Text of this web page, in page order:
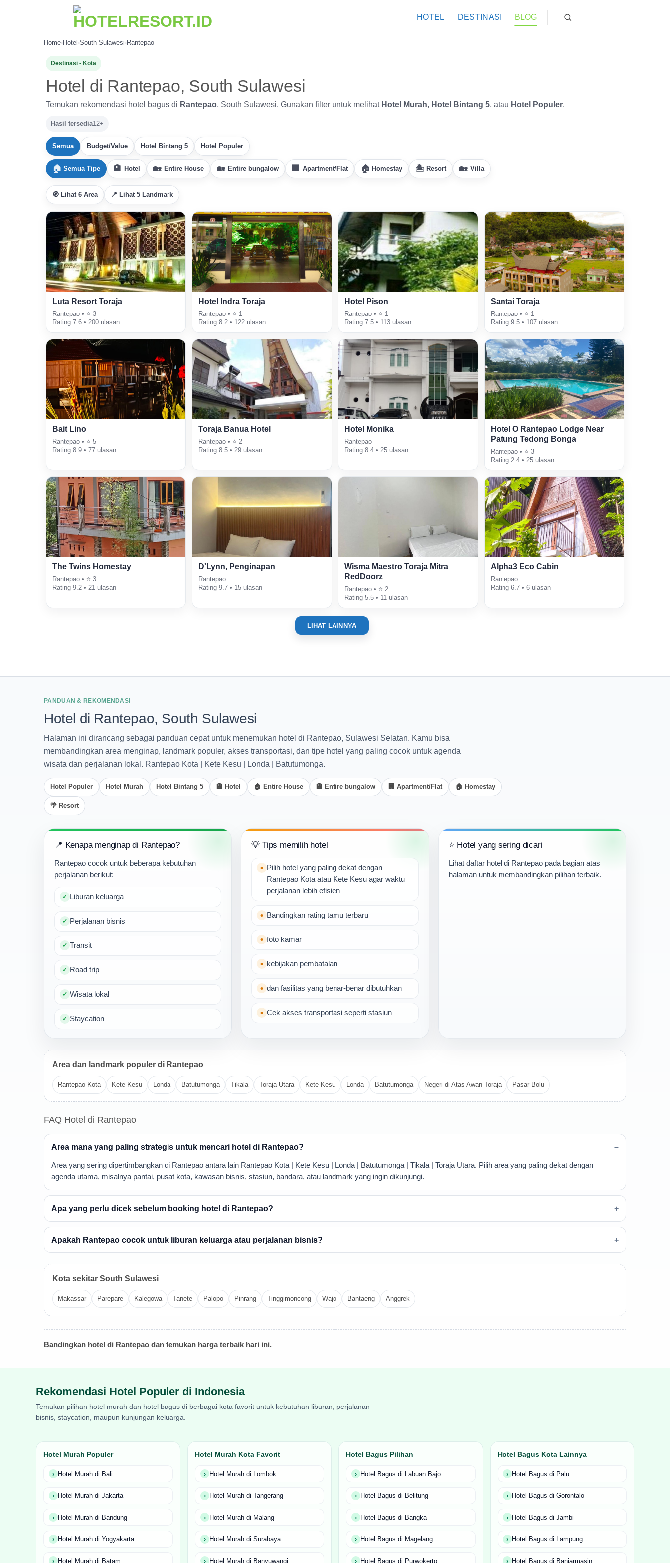
HOTEL DESTINASI BLOG
Home›Hotel ›South Sulawesi›Rantepao
Destinasi • Kota
Hotel di Rantepao, South Sulawesi
Temukan rekomendasi hotel bagus di Rantepao, South Sulawesi. Gunakan filter untuk melihat Hotel Murah, Hotel Bintang 5, atau Hotel Populer.
Hasil tersedia12+
Semua Budget/Value Hotel Bintang 5 Hotel Populer
Semua Tipe Hotel Entire House Entire bungalow Apartment/Flat Homestay Resort Villa
🧭 Lihat 6 Area 📍 Lihat 5 Landmark
Luta Resort Toraja
Rantepao • ⭐ 3
Rating 7.6 • 200 ulasan
Hotel Indra Toraja
Rantepao • ⭐ 1
Rating 8.2 • 122 ulasan
Hotel Pison
Rantepao • ⭐ 1
Rating 7.5 • 113 ulasan
Santai Toraja
Rantepao • ⭐ 1
Rating 9.5 • 107 ulasan
Bait Lino
Rantepao • ⭐ 5
Rating 8.9 • 77 ulasan
Toraja Banua Hotel
Rantepao • ⭐ 2
Rating 8.5 • 29 ulasan
Hotel Monika
Rantepao
Rating 8.4 • 25 ulasan
Hotel O Rantepao Lodge Near
Patung Tedong Bonga
Rantepao • ⭐ 3
Rating 2.4 • 25 ulasan
The Twins Homestay
Rantepao • ⭐ 3
Rating 9.2 • 21 ulasan
D'Lynn, Penginapan
Rantepao
Rating 9.7 • 15 ulasan
Wisma Maestro Toraja Mitra
RedDoorz
Rantepao • ⭐ 2
Rating 5.5 • 11 ulasan
Alpha3 Eco Cabin
Rantepao
Rating 6.7 • 6 ulasan
LIHAT LAINNYA
PANDUAN & REKOMENDASI
Hotel di Rantepao, South Sulawesi
Halaman ini dirancang sebagai panduan cepat untuk menemukan hotel di Rantepao, Sulawesi Selatan. Kamu bisa
membandingkan area menginap, landmark populer, akses transportasi, dan tipe hotel yang paling cocok untuk agenda
wisata dan perjalanan lokal. Rantepao Kota | Kete Kesu | Londa | Batutumonga.
Hotel Populer Hotel Murah Hotel Bintang 5 🏨 Hotel 🏠 Entire House 🏨 Entire bungalow 🏢 Apartment/Flat 🏠 Homestay
🌴 Resort
📍 Kenapa menginap di Rantepao?
Rantepao cocok untuk beberapa kebutuhan
perjalanan berikut:
Liburan keluarga
Perjalanan bisnis
Transit
Road trip
Wisata lokal
Staycation
💡 Tips memilih hotel
Pilih hotel yang paling dekat dengan
Rantepao Kota atau Kete Kesu agar waktu
perjalanan lebih efisien
Bandingkan rating tamu terbaru
foto kamar
kebijakan pembatalan
dan fasilitas yang benar-benar dibutuhkan
Cek akses transportasi seperti stasiun
⭐ Hotel yang sering dicari
Lihat daftar hotel di Rantepao pada bagian atas
halaman untuk membandingkan pilihan terbaik.
Area dan landmark populer di Rantepao
Rantepao Kota Kete Kesu Londa Batutumonga Tikala Toraja Utara Kete Kesu Londa Batutumonga Negeri di Atas Awan Toraja Pasar Bolu
FAQ Hotel di Rantepao
Area mana yang paling strategis untuk mencari hotel di Rantepao?
Area yang sering dipertimbangkan di Rantepao antara lain Rantepao Kota | Kete Kesu | Londa | Batutumonga | Tikala | Toraja Utara. Pilih area yang paling dekat dengan
agenda utama, misalnya pantai, pusat kota, kawasan bisnis, stasiun, bandara, atau landmark yang ingin dikunjungi.
Apa yang perlu dicek sebelum booking hotel di Rantepao?
Apakah Rantepao cocok untuk liburan keluarga atau perjalanan bisnis?
Kota sekitar South Sulawesi
Makassar Parepare Kalegowa Tanete Palopo Pinrang Tinggimoncong Wajo Bantaeng Anggrek
Bandingkan hotel di Rantepao dan temukan harga terbaik hari ini.
Rekomendasi Hotel Populer di Indonesia
Temukan pilihan hotel murah dan hotel bagus di berbagai kota favorit untuk kebutuhan liburan, perjalanan
bisnis, staycation, maupun kunjungan keluarga.
Hotel Murah Populer
Hotel Murah di Bali
Hotel Murah di Jakarta
Hotel Murah di Bandung
Hotel Murah di Yogyakarta
Hotel Murah di Batam
Hotel Murah Kota Favorit
Hotel Murah di Lombok
Hotel Murah di Tangerang
Hotel Murah di Malang
Hotel Murah di Surabaya
Hotel Murah di Banyuwangi
Hotel Bagus Pilihan
Hotel Bagus di Labuan Bajo
Hotel Bagus di Belitung
Hotel Bagus di Bangka
Hotel Bagus di Magelang
Hotel Bagus di Purwokerto
Hotel Bagus Kota Lainnya
Hotel Bagus di Palu
Hotel Bagus di Gorontalo
Hotel Bagus di Jambi
Hotel Bagus di Lampung
Hotel Bagus di Banjarmasin